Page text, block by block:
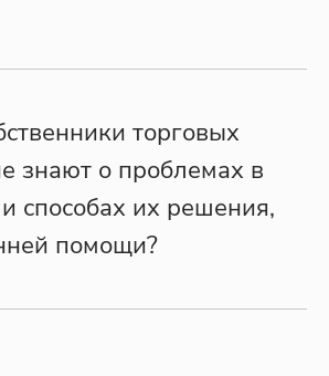
торговых
знают о проблемах в
способах их решения,
помощи?